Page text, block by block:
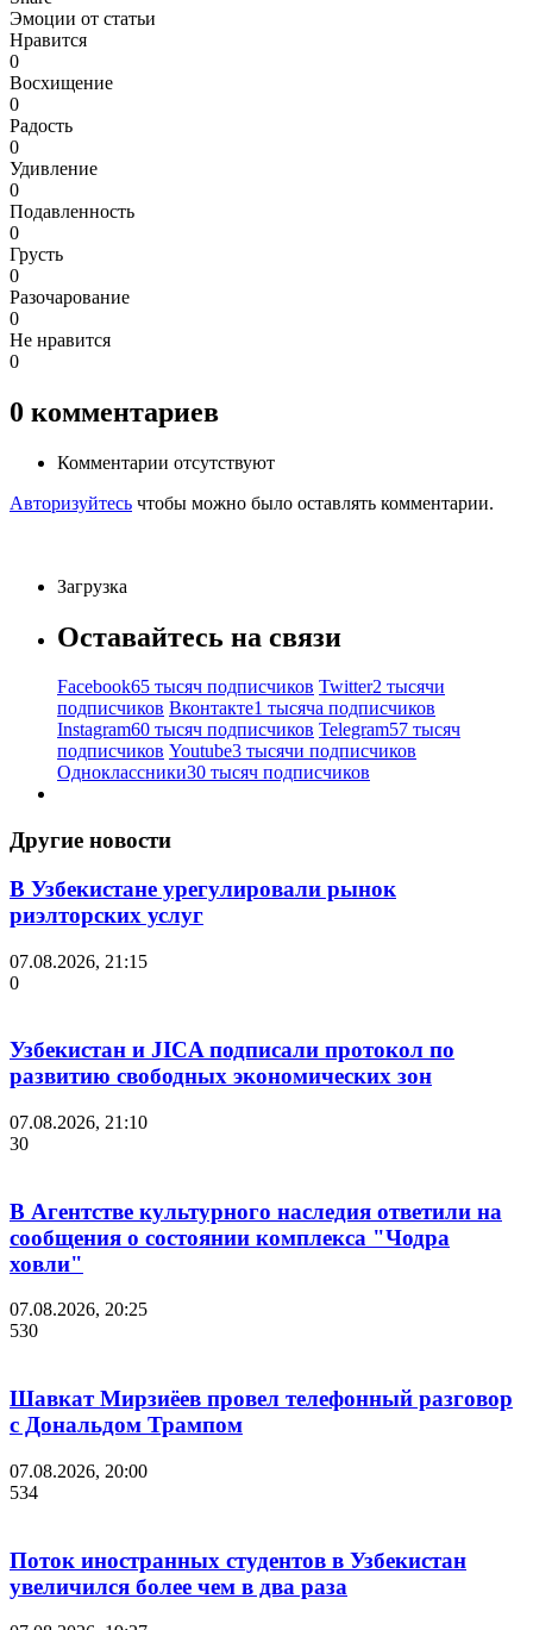
Эмоции от статьи
Нравится
0
Восхищение
0
Радость
0
Удивление
0
Подавленность
0
Грусть
0
Разочарование
0
Не нравится
0
0 комментариев
Комментарии отсутствуют
Авторизуйтесь чтобы можно было оставлять комментарии.
Загрузка
Оставайтесь на связи
Facebook65 тысяч подписчиков Twitter2 тысячи
подписчиков Вконтакте1 тысяча подписчиков
Instagram60 тысяч подписчиков Telegram57 тысяч
подписчиков Youtube3 тысячи подписчиков
Одноклассники30 тысяч подписчиков
Другие новости
В Узбекистане урегулировали рынок
риэлторских услуг
07.08.2026, 21:15
0
Узбекистан и JICA подписали протокол по
развитию свободных экономических зон
07.08.2026, 21:10
30
В Агентстве культурного наследия ответили на
сообщения о состоянии комплекса "Чодра
ховли"
07.08.2026, 20:25
530
Шавкат Мирзиёев провел телефонный разговор
с Дональдом Трампом
07.08.2026, 20:00
534
Поток иностранных студентов в Узбекистан
увеличился более чем в два раза